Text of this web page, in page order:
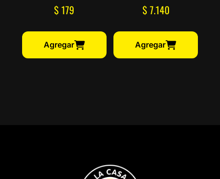
$ 179
Agregar
$ 7.140
Agregar